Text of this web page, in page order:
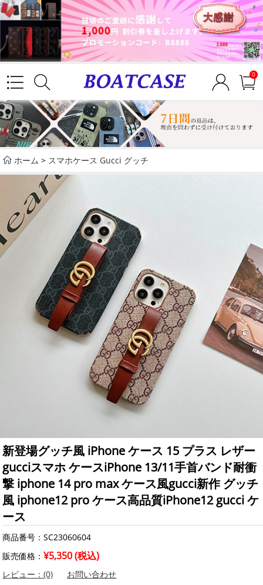
0
ホーム > スマホケース Gucci グッチ
新登場グッチ風 iPhone ケース 15 プラス レザー
gucciスマホ ケースiPhone 13/11手首バンド耐衝
撃 iphone 14 pro max ケース風gucci新作 グッチ
風 iphone12 pro ケース高品質iPhone12 gucci ケ
ース
商品番号：SC23060604
販売価格：¥5,350 (税込)
レビュー：(0) お問い合わせ